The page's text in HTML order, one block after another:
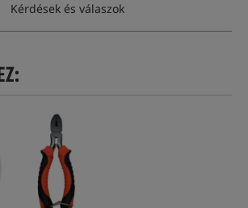
Kérdések és válaszok